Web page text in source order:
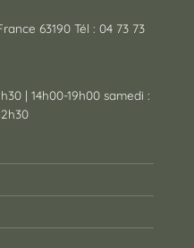
63190 Tél : 04 73 73
| 14h00-19h00 samedi :